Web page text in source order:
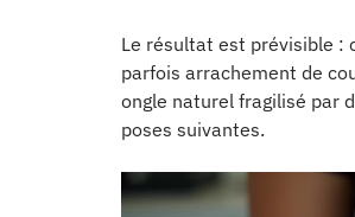
Le résultat est prévisible :
parfois arrachement de
ongle naturel fragilisé par
poses suivantes.